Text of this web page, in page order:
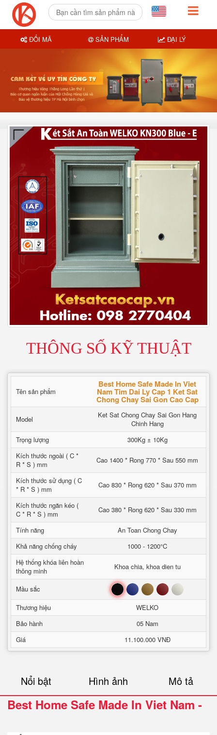
THÔNG SỐ KỸ THUẬT
Tên sản phẩm
Best Home Safe Made In Viet
Nam Tim Dai Ly Cap 1 Ket Sat
Chong Chay Sai Gon Cao Cap
Model
Ket Sat Chong Chay Sai Gon Hang
Chinh Hang
Trọng lượng
300Kg ± 10Kg
Kích thước ngoài ( C *
R * S ) mm
Cao 1400 * Rong 770 * Sau 550 mm
Kích thước sử dụng ( C
* R * S ) mm
Cao 830 * Rong 620 * Sau 370 mm
Kích thước ngăn kéo (
C * R * S ) mm
Cao 380 * Rong 620 * Sau 330 mm
Tính năng
An Toan Chong Chay
Khả năng chống cháy
1000 - 1200°C
Hệ thống khóa liên hoàn
thông minh
Khoa chia, khoa dien tu
Mầu sắc Đen Xanh Nâu Đỏ Trắng
Thương hiệu
WELKO
Bảo hành
05 Nam
Giá
11.100.000 VNĐ
Nổi bật Hình ảnh Mô tả
Best Home Safe Made In Viet Nam -
ĐỔI MÃ SẢN PHẨM ĐẠI LÝ